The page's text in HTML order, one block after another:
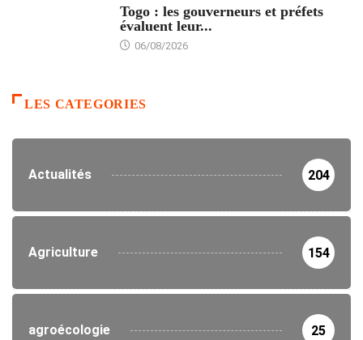
Togo : les gouverneurs et préfets
évaluent leur...
06/08/2026
LES CATEGORIES
Actualités 204
Agriculture 154
agroécologie 25